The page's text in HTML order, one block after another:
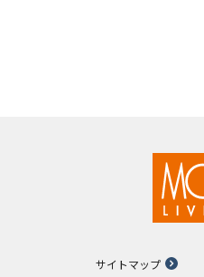
サイトマップ